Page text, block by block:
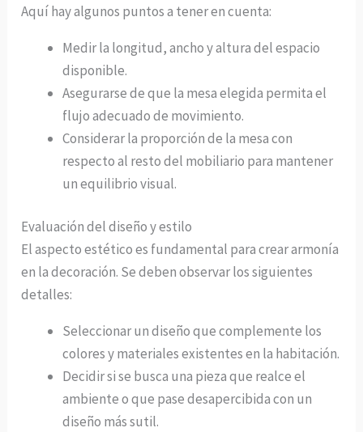
Aquí hay algunos puntos a tener en cuenta:
Medir la longitud, ancho y altura del espacio
disponible.
Asegurarse de que la mesa elegida permita el
flujo adecuado de movimiento.
Considerar la proporción de la mesa con
respecto al resto del mobiliario para mantener
un equilibrio visual.
Evaluación del diseño y estilo
El aspecto estético es fundamental para crear armonía
en la decoración. Se deben observar los siguientes
detalles:
Seleccionar un diseño que complemente los
colores y materiales existentes en la habitación.
Decidir si se busca una pieza que realce el
ambiente o que pase desapercibida con un
diseño más sutil.